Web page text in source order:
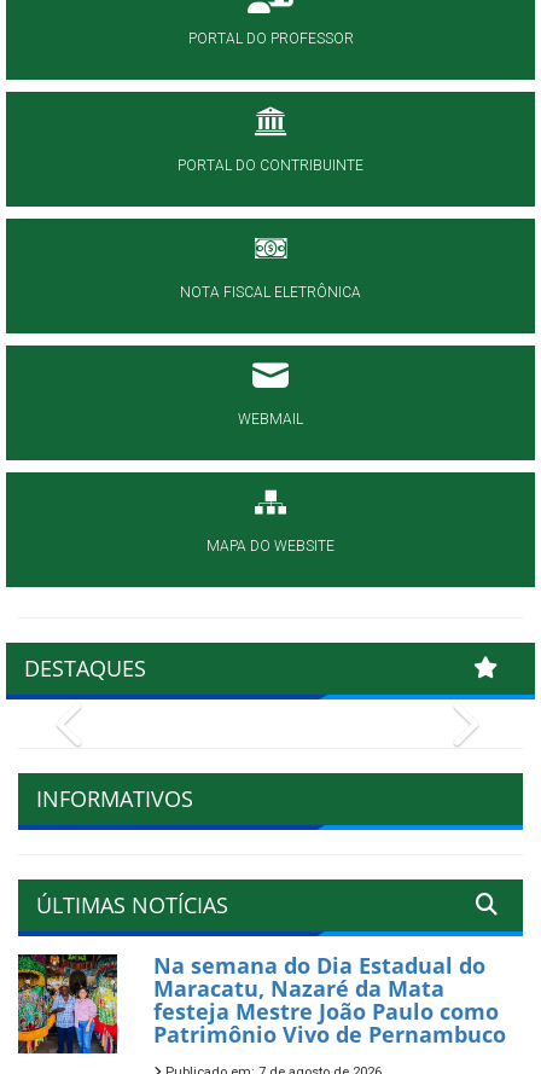
PORTAL DO PROFESSOR
PORTAL DO CONTRIBUINTE
NOTA FISCAL ELETRÔNICA
WEBMAIL
MAPA DO WEBSITE
DESTAQUES
INFORMATIVOS
ÚLTIMAS NOTÍCIAS
Na semana do Dia Estadual do
Maracatu, Nazaré da Mata
festeja Mestre João Paulo como
Patrimônio Vivo de Pernambuco